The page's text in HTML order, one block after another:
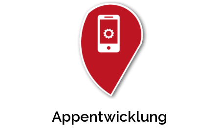
Appentwicklung